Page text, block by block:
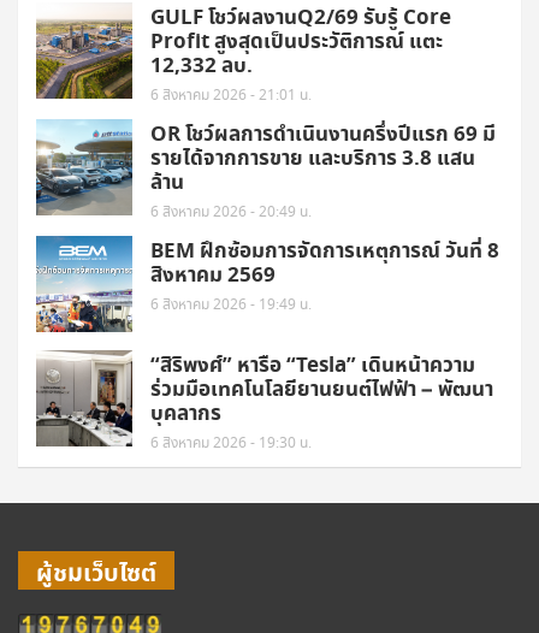
GULF โชว์ผลงานQ2/69 รับรู้ Core
Profit สูงสุดเป็นประวัติการณ์ แตะ
12,332 ลบ.
6 สิงหาคม 2026 - 21:01 น.
OR โชว์ผลการดำเนินงานครึ่งปีแรก 69 มี
รายได้จากการขาย และบริการ 3.8 แสน
ล้าน
6 สิงหาคม 2026 - 20:49 น.
BEM ฝึกซ้อมการจัดการเหตุการณ์ วันที่ 8
สิงหาคม 2569
6 สิงหาคม 2026 - 19:49 น.
“สิริพงศ์” หารือ “Tesla” เดินหน้าความ
ร่วมมือเทคโนโลยียานยนต์ไฟฟ้า – พัฒนา
บุคลากร
6 สิงหาคม 2026 - 19:30 น.
ผู้ชมเว็บไซต์